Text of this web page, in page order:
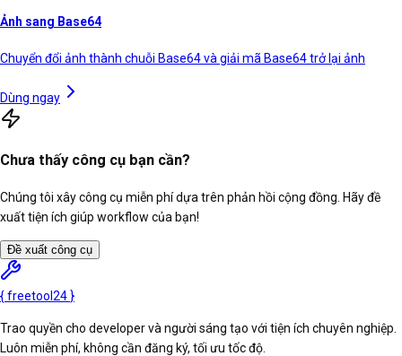
Ảnh sang Base64
Chuyển đổi ảnh thành chuỗi Base64 và giải mã Base64 trở lại ảnh
Dùng ngay
Chưa thấy công cụ bạn cần?
Chúng tôi xây công cụ miễn phí dựa trên phản hồi cộng đồng. Hãy đề
xuất tiện ích giúp workflow của bạn!
Đề xuất công cụ
{freetool 24 }
Trao quyền cho developer và người sáng tạo với tiện ích chuyên nghiệp.
Luôn miễn phí, không cần đăng ký, tối ưu tốc độ.